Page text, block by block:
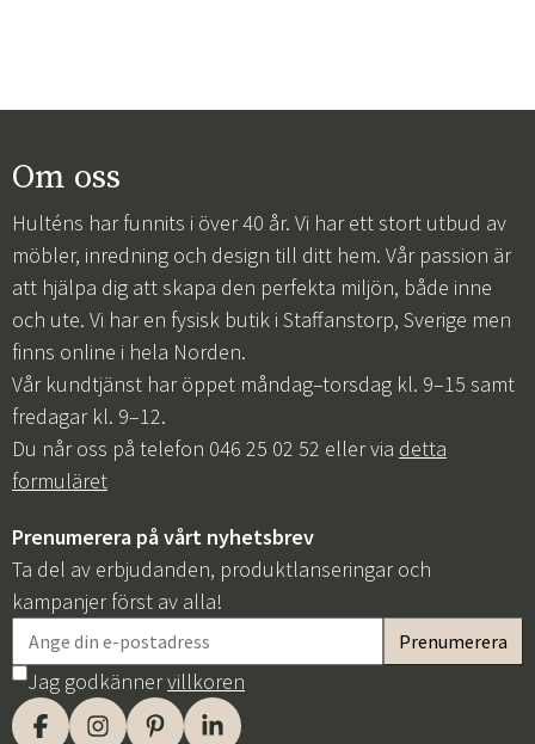
Om oss
Hulténs har funnits i över 40 år. Vi har ett stort utbud av
möbler, inredning och design till ditt hem. Vår passion är
att hjälpa dig att skapa den perfekta miljön, både inne
och ute. Vi har en fysisk butik i Staffanstorp, Sverige men
finns online i hela Norden.
Vår kundtjänst har öppet måndag–torsdag kl. 9–15 samt
fredagar kl. 9–12.
Du når oss på telefon 046 25 02 52 eller via detta
formuläret
Prenumerera på vårt nyhetsbrev
Ta del av erbjudanden, produktlanseringar och
kampanjer först av alla!
Jag godkännervillkoren